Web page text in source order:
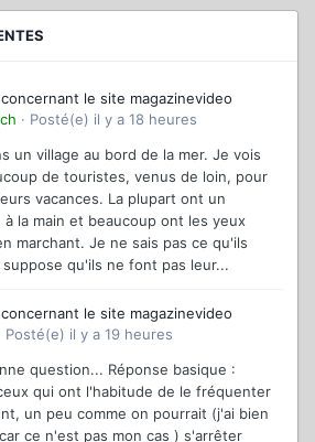
le site magazinevideo
· Posté(e) il y a 18 heures
un village au bord de la mer. Je vois
de touristes, venus de loin, pour
vacances. La plupart ont un
à la main et beaucoup ont les yeux
marchant. Je ne sais pas ce qu'ils
qu'ils ne font pas leur...
le site magazinevideo
Posté(e) il y a 19 heures
question... Réponse basique :
qui ont l'habitude de le fréquenter
un peu comme on pourrait (j'ai bien
ce n'est pas mon cas ) s'arrêter